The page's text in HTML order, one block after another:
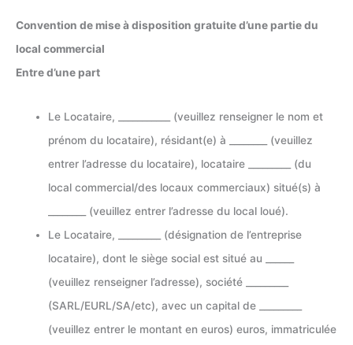
Convention de mise à disposition gratuite d’une partie du
local commercial
Entre d’une part
Le Locataire, ___________ (veuillez renseigner le nom et
prénom du locataire), résidant(e) à ________ (veuillez
entrer l’adresse du locataire), locataire _________ (du
local commercial/des locaux commerciaux) situé(s) à
________ (veuillez entrer l’adresse du local loué).
Le Locataire, _________ (désignation de l’entreprise
locataire), dont le siège social est situé au ______
(veuillez renseigner l’adresse), société _________
(SARL/EURL/SA/etc), avec un capital de _________
(veuillez entrer le montant en euros) euros, immatriculée